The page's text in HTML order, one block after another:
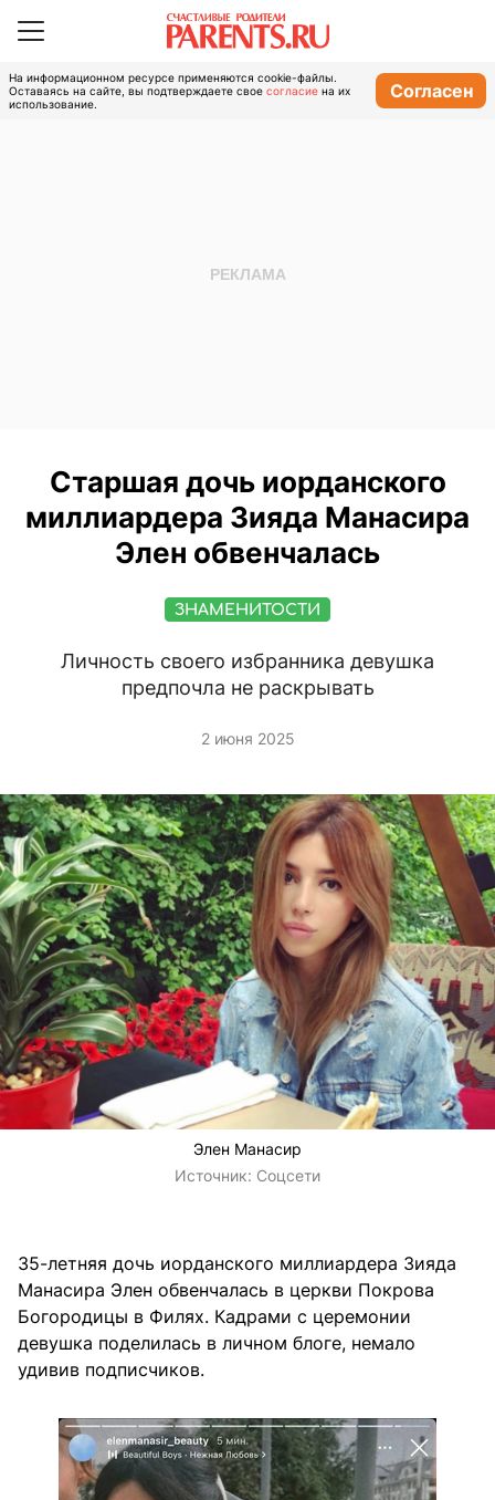
На информационном ресурсе применяются cookie-файлы.
Оставаясь на сайте, вы подтверждаете свое согласие на их
использование.
Согласен
Старшая дочь иорданского
миллиардера Зияда Манасира
Элен обвенчалась
ЗНАМЕНИТОСТИ
Личность своего избранника девушка
предпочла не раскрывать
2 июня 2025
Элен Манасир
Источник: Соцсети
35-летняя дочь иорданского миллиардера Зияда
Манасира Элен обвенчалась в церкви Покрова
Богородицы в Филях. Кадрами с церемонии
девушка поделилась в личном блоге, немало
удивив подписчиков.